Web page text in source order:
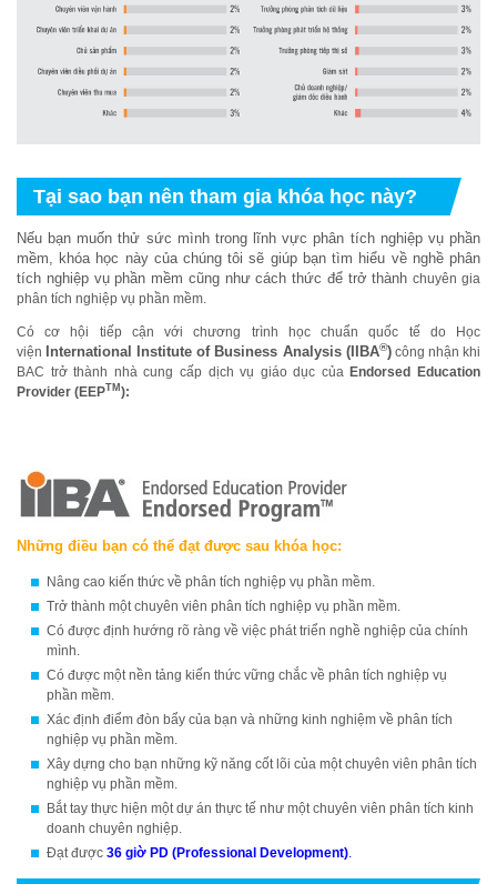
Tại sao bạn nên tham gia khóa học này?
Nếu bạn muốn thử sức mình trong lĩnh vực phân tích nghiệp vụ phần
mềm, khóa học này của chúng tôi sẽ giúp bạn tìm hiểu về nghề phân
tích nghiệp vụ phần mềm cũng như cách thức để trở thànhchuyên gia
phân tích nghiệp vụ phần mềm.
Có cơ hội tiếp cận với chương trình học chuẩn quốc tế do Học
viện International Institute of Business Analysis (IIBA®)công nhận khi
BAC trở thành nhà cung cấp dịch vụ giáo dục củaEndorsed Education
Provider (EEPTM ):
Những điều bạn có thể đạt được sau khóa học:
Nâng cao kiến thức về phân tích nghiệp vụ phần mềm.
Trở thành một chuyên viên phân tích nghiệp vụ phần mềm.
Có được định hướng rõ ràng về việc phát triển nghề nghiệp của chính
mình.
Có được một nền tảng kiến thức vững chắc về phân tích nghiệp vụ
phần mềm.
Xác định điểm đòn bẩy của bạn và những kinh nghiệm về phân tích
nghiệp vụ phần mềm.
Xây dựng cho bạn những kỹ năng cốt lõi của một chuyên viên phân tích
nghiệp vụ phần mềm.
Bắt tay thực hiện một dự án thực tế như một chuyên viên phân tích kinh
doanh chuyên nghiệp.
Đạt được 36 giờ PD (Professional Development)